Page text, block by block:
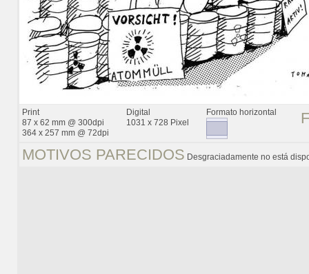
Print
87 x 62 mm @ 300dpi
364 x 257 mm @ 72dpi
Digital
1031 x 728 Pixel
Formato horizontal
MOTIVOS PARECIDOS Desgraciadamente no está